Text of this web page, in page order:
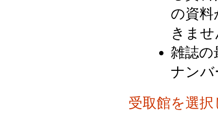
の資料
きま
雑誌の
ナン
受取館を選